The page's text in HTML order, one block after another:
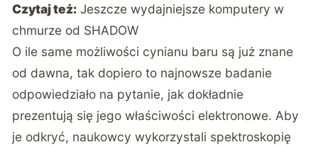
Czytaj też: Jeszcze wydajniejsze komputery w
chmurze od SHADOW
O ile same możliwości cynianu baru są już znane
od dawna, tak dopiero to najnowsze badanie
odpowiedziało na pytanie, jak dokładnie
prezentują się jego właściwości elektronowe. Aby
je odkryć, naukowcy wykorzystali spektroskopię